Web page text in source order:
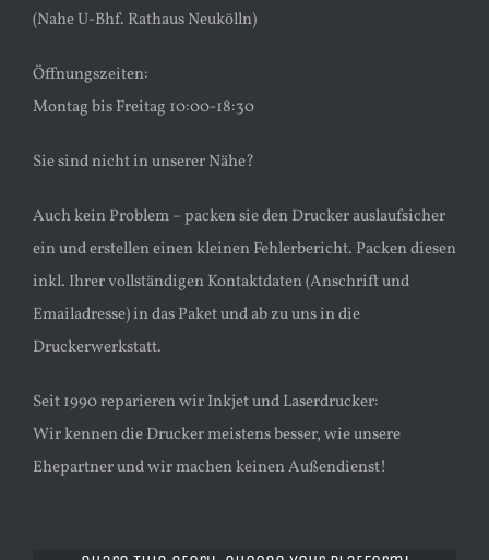
(Nahe U-Bhf. Rathaus Neukölln)
Öffnungszeiten:
Montag bis Freitag 10:00-18:30
Sie sind nicht in unserer Nähe?
Auch kein Problem – packen sie den Drucker auslaufsicher
ein und erstellen einen kleinen Fehlerbericht. Packen diesen
inkl. Ihrer vollständigen Kontaktdaten (Anschrift und
Emailadresse) in das Paket und ab zu uns in die
Druckerwerkstatt.
Seit 1990 reparieren wir Inkjet und Laserdrucker:
Wir kennen die Drucker meistens besser, wie unsere
Ehepartner und wir machen keinen Außendienst!